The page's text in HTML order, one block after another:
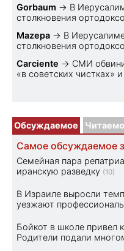
Gorbaum → В
столкновения
Mazepa → В
столкновения
Carciente → СМИ
«в советских чистках»
Обсуждаемое
Самое обсуждаемое
Семейная пара
иранскую разведку (10)
В Израиле выросли
уезжают
Бойкот в школе привел
Родители подали